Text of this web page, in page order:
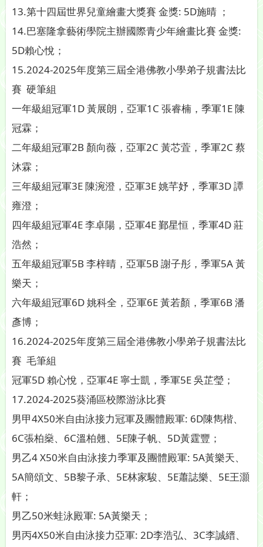
13.第十四屆世界兒童繪畫大獎賽 金獎: 5D施晴 ；
14.巴塞隆拿藝術學院主辦國際青少年繪畫比賽 金獎:
5D賴心悅；
15.2024-2025年度第三屆全港佛教小學弟子規書法比
賽 硬筆組
一年級組冠軍1D 黃展朗，亞軍1C 張睿楠，季軍1E 陳
冠霖；
二年級組冠軍2B 顏向薇，亞軍2C 黃芯萓，季軍2C 蔡
沐霖；
三年級組冠軍3E 陳涴澄，亞軍3E 姚芊妤，季軍3D 譚
雍澄；
四年級組冠軍4E 李卓陽，亞軍4E 鄞星恒，季軍4D 莊
浩然；
五年級組冠軍5B 李梓晴，亞軍5B 謝子彤，季軍5A 黃
樂天；
六年級組冠軍6D 姚科全，亞軍6E 黃若顏，季軍6B 潘
彥博；
16.2024-2025年度第三屆全港佛教小學弟子規書法比
賽 毛筆組
冠軍5D 賴心悅，亞軍4E 寧士凱，季軍5E 吳芷瑩；
17.2024-2025葵涌區校際游泳比賽
男甲4X50米自由泳接力冠軍及團體殿軍: 6D陳雋楷、
6C張柏燊、6C溫柏翹、5E陳子帆、5D黃霆豐；
男乙4 X50米自由泳接力季軍及團體殿軍: 5A黃樂天、
5A簡頌文、5B黎子承、5E林家駿、5E蕭誌樂、5E王灝
軒；
男乙50米蛙泳殿軍: 5A黃樂天；
男丙4X50米自由泳接力亞軍: 2D李浩弘、3C李誠縉、